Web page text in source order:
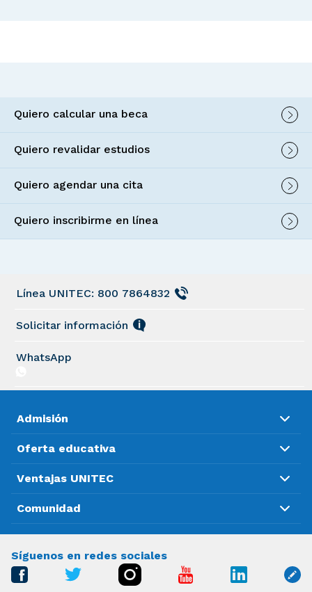
Quiero calcular una beca
Quiero revalidar estudios
Quiero agendar una cita
Quiero inscribirme en línea
Línea UNITEC: 800 7864832
Solicitar información
WhatsApp
Admisión
Oferta educativa
Ventajas UNITEC
Comunidad
Síguenos en redes sociales